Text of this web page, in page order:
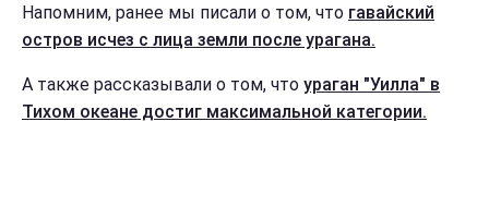
Напомним, ранее мы писали о том, что гавайский
остров исчез с лица земли после урагана.
А также рассказывали о том, что ураган "Уилла" в
Тихом океане достиг максимальной категории.